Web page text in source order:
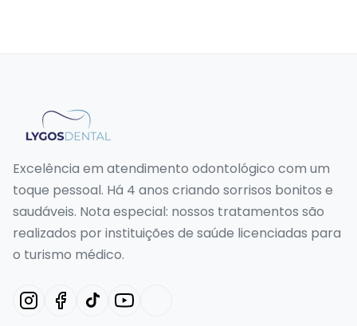
Excelência em atendimento odontológico com um
toque pessoal. Há 4 anos criando sorrisos bonitos e
saudáveis. Nota especial: nossos tratamentos são
realizados por instituições de saúde licenciadas para
o turismo médico.